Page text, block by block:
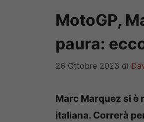
MotoGP,
paura:
26 Ottobre 2023 di
Marc Marquez si è
italiana. Correrà